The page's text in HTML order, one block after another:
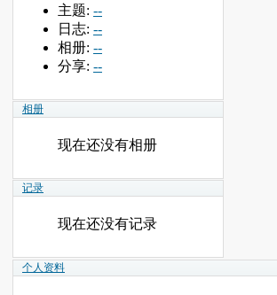
主题: --
日志: --
相册: --
分享: --
相册
现在还没有相册
记录
现在还没有记录
个人资料